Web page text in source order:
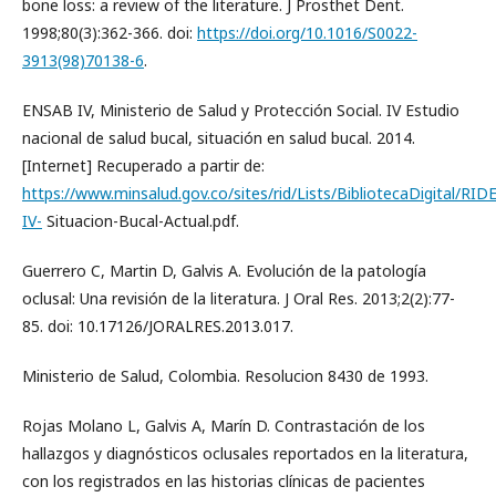
bone loss: a review of the literature. J Prosthet Dent.
1998;80(3):362-366. doi: https://doi.org/10.1016/S0022-
3913(98)70138-6.
ENSAB IV, Ministerio de Salud y Protección Social. IV Estudio
nacional de salud bucal, situación en salud bucal. 2014.
[Internet] Recuperado a partir de:
https://www.minsalud.gov.co/sites/rid/Lists/BibliotecaDigital/
IV- Situacion-Bucal-Actual.pdf.
Guerrero C, Martin D, Galvis A. Evolución de la patología
oclusal: Una revisión de la literatura. J Oral Res. 2013;2(2):77-
85. doi: 10.17126/JORALRES.2013.017.
Ministerio de Salud, Colombia. Resolucion 8430 de 1993.
Rojas Molano L, Galvis A, Marín D. Contrastación de los
hallazgos y diagnósticos oclusales reportados en la literatura,
con los registrados en las historias clínicas de pacientes